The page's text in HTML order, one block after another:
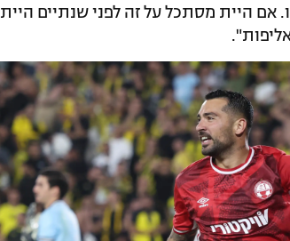
אם היית מסתכל על זה לפני שנתיים היית